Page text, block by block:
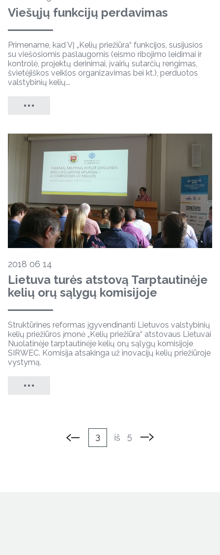
Viešųjų funkcijų perdavimas
Primename, kad VĮ „Kelių priežiūra“ funkcijos, susijusios
su viešosiomis paslaugomis (eismo ribojimo leidimai ir
kontrolė, projektų derinimai, įvairių sutarčių rengimas,
švietėjiškos veiklos organizavimas bei kt.), perduotos
valstybinių kelių...
2018 06 14
Lietuva turės atstovą Tarptautinėje
kelių orų sąlygų komisijoje
Struktūrines reformas įgyvendinanti Lietuvos valstybinių
kelių priežiūros įmonė „Kelių priežiūra“ atstovaus Lietuvai
Nuolatinėje tarptautinėje kelių orų sąlygų komisijoje
SIRWEC. Komisija atsakinga už inovacijų kelių priežiūroje
vystymą.
3 iš 5